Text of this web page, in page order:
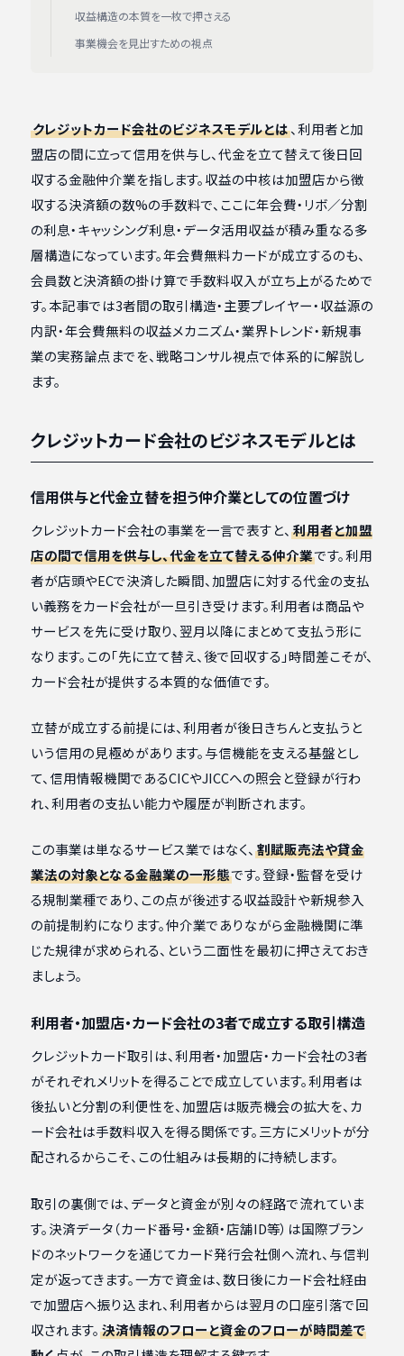
クレジットカード会社のビジネスモデルとは、利用者と加
盟店の間に立って信用を供与し、代金を立て替えて後日回
収する金融仲介業を指します。収益の中核は加盟店から徴
収する決済額の数%の手数料で、ここに年会費・リボ／分割
の利息・キャッシング利息・データ活用収益が積み重なる多
層構造になっています。年会費無料カードが成立するのも、
会員数と決済額の掛け算で手数料収入が立ち上がるためで
す。本記事では3者間の取引構造・主要プレイヤー・収益源の
内訳・年会費無料の収益メカニズム・業界トレンド・新規事
業の実務論点までを、戦略コンサル視点で体系的に解説し
ます。
クレジットカード会社のビジネスモデルとは
信用供与と代金立替を担う仲介業としての位置づけ
クレジットカード会社の事業を一言で表すと、 利用者と加盟
店の間で信用を供与し、代金を立て替える仲介業です。利用
者が店頭やECで決済した瞬間、加盟店に対する代金の支払
い義務をカード会社が一旦引き受けます。利用者は商品や
サービスを先に受け取り、翌月以降にまとめて支払う形に
なります。この「先に立て替え、後で回収する」時間差こそが、
カード会社が提供する本質的な価値です。
立替が成立する前提には、利用者が後日きちんと支払うと
いう信用の見極めがあります。与信機能を支える基盤とし
て、信用情報機関であるCICやJICCへの照会と登録が行わ
れ、利用者の支払い能力や履歴が判断されます。
この事業は単なるサービス業ではなく、 割賦販売法や貸金
業法の対象となる金融業の一形態です。登録・監督を受け
る規制業種であり、この点が後述する収益設計や新規参入
の前提制約になります。仲介業でありながら金融機関に準
じた規律が求められる、という二面性を最初に押さえておき
ましょう。
利用者・加盟店・カード会社の3者で成立する取引構造
クレジットカード取引は、利用者・加盟店・カード会社の3者
がそれぞれメリットを得ることで成立しています。利用者は
後払いと分割の利便性を、加盟店は販売機会の拡大を、カ
ード会社は手数料収入を得る関係です。三方にメリットが分
配されるからこそ、この仕組みは長期的に持続します。
取引の裏側では、データと資金が別々の経路で流れていま
す。決済データ（カード番号・金額・店舗ID等）は国際ブラン
ドのネットワークを通じてカード発行会社側へ流れ、与信判
定が返ってきます。一方で資金は、数日後にカード会社経由
で加盟店へ振り込まれ、利用者からは翌月の口座引落で回
収されます。 決済情報のフローと資金のフローが時間差で
収益構造の本質を一枚で押さえる
事業機会を見出すための視点